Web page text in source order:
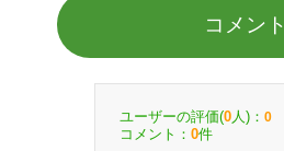
コメント
ユーザーの評価(0 人)： 0
コメント： 0件